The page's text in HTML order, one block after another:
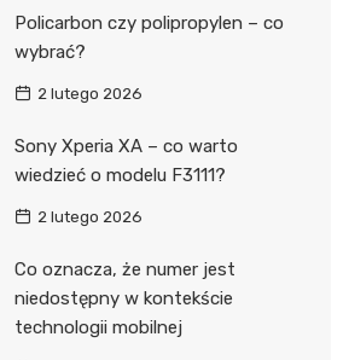
Policarbon czy polipropylen – co
wybrać?
2 lutego 2026
Sony Xperia XA – co warto
wiedzieć o modelu F3111?
2 lutego 2026
Co oznacza, że numer jest
niedostępny w kontekście
technologii mobilnej